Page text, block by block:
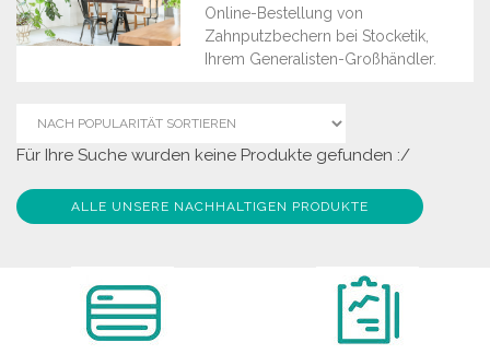
Online-Bestellung von
Zahnputzbechern bei Stocketik,
Ihrem Generalisten-Großhändler.
Für Ihre Suche wurden keine Produkte gefunden :/
ALLE UNSERE NACHHALTIGEN PRODUKTE